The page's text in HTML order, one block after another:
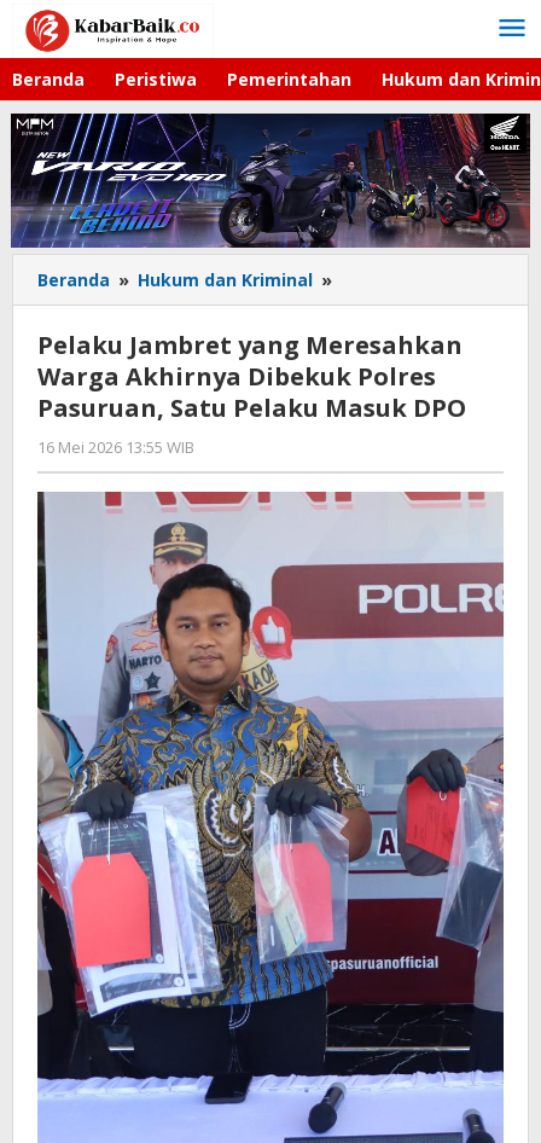
Lewati
konten
Beranda Peristiwa Pemerintahan Hukum dan
Beranda » Hukum dan Kriminal »
Jambret
Meresahkan
Warga
Akhirnya
Satu
Masuk
DPO
Pelaku Jambret yang Meresahkan
Warga Akhirnya Dibekuk Polres
Pasuruan, Satu Pelaku Masuk DPO
16 Mei 2026 13:55 WIB
Faisal